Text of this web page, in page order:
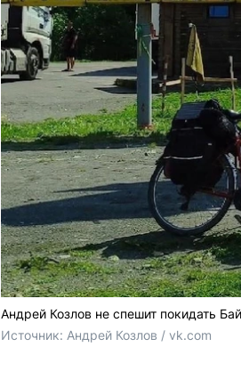
Андрей Козлов не спешит покидать
Источник: Андрей Козлов / vk.com